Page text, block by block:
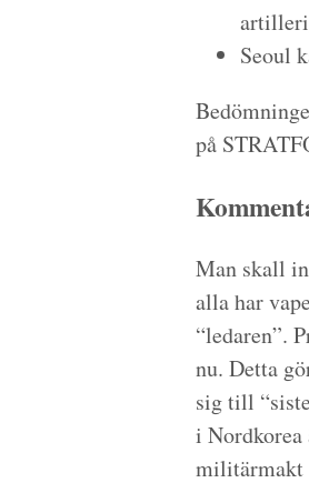
Seoul
på
Man skall
alla har
“ledaren”.
nu. Detta
sig till
i
militärmakt